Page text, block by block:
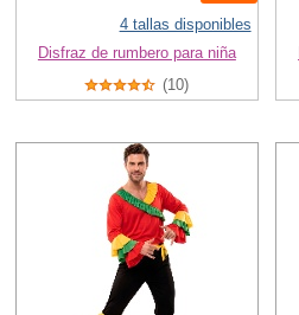
4 tallas disponibles
Disfraz de rumbero para niña
(10)